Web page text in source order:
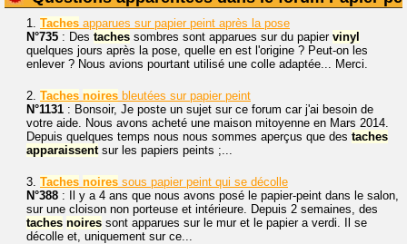
1. Taches apparues sur papier peint après la pose
N°735 : Des taches sombres sont apparues sur du papier vinyl
quelques jours après la pose, quelle en est l'origine ? Peut-on les
enlever ? Nous avions pourtant utilisé une colle adaptée... Merci.
2. Taches noires bleutées sur papier peint
N°1131 : Bonsoir, Je poste un sujet sur ce forum car j'ai besoin de
votre aide. Nous avons acheté une maison mitoyenne en Mars 2014.
Depuis quelques temps nous nous sommes aperçus que des taches
apparaissentsur les papiers peints ;...
3. Taches noires sous papier peint qui se décolle
N°388 : Il y a 4 ans que nous avons posé le papier-peint dans le salon,
sur une cloison non porteuse et intérieure. Depuis 2 semaines, des
taches noires sont apparues sur le mur et le papier a verdi. Il se
décolle et, uniquement sur ce...